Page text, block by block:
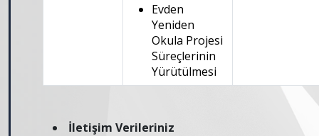
Evden
Yeniden
Okula Projesi
Süreçlerinin
Yürütülmesi
İletişim Verileriniz